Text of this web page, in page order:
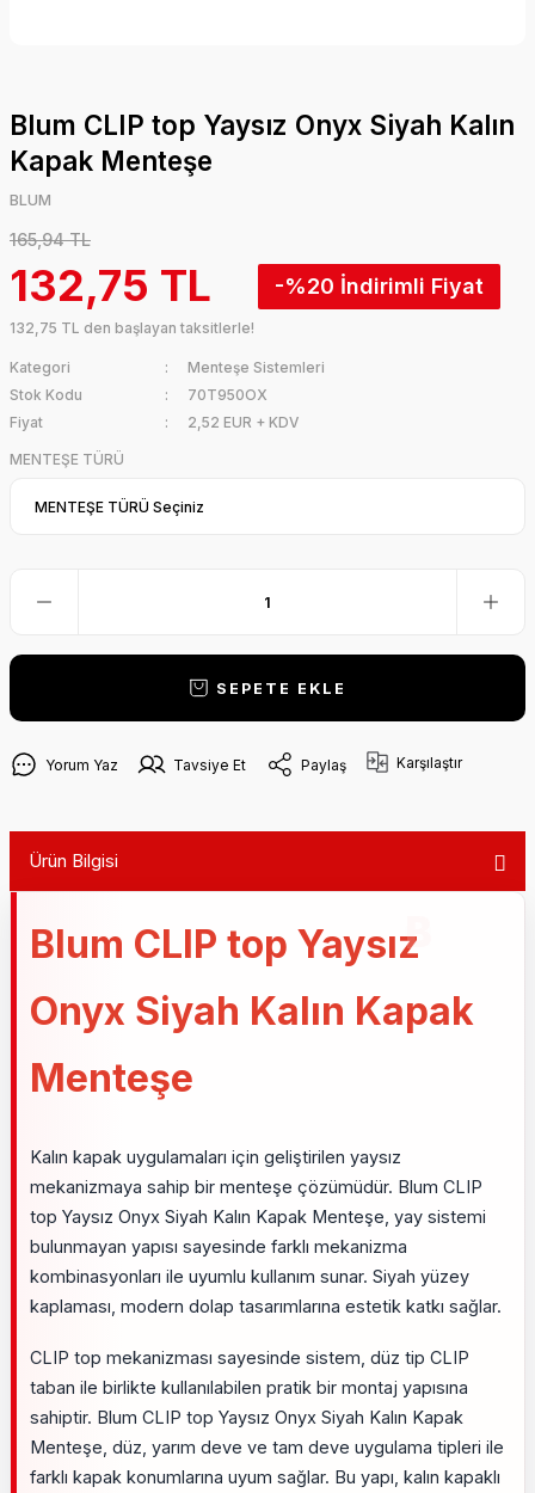
Blum CLIP top Yaysız Onyx Siyah Kalın
Kapak Menteşe
BLUM
165,94 TL
132,75 TL -%20
132,75 TL den başlayan taksitlerle!
Kategori
Menteşe Sistemleri
Stok Kodu
70T950OX
Fiyat
2,52 EUR + KDV
MENTEŞE TÜRÜ
SEPETE EKLE
Yorum Yaz Tavsiye Et Paylaş Karşılaştır
Ürün Bilgisi
Blum CLIP top Yaysız
Onyx Siyah Kalın Kapak
Menteşe
Kalın kapak uygulamaları için geliştirilen yaysız
mekanizmaya sahip bir menteşe çözümüdür. Blum CLIP
top Yaysız Onyx Siyah Kalın Kapak Menteşe, yay sistemi
bulunmayan yapısı sayesinde farklı mekanizma
kombinasyonları ile uyumlu kullanım sunar. Siyah yüzey
kaplaması, modern dolap tasarımlarına estetik katkı sağlar.
CLIP top mekanizması sayesinde sistem, düz tip CLIP
taban ile birlikte kullanılabilen pratik bir montaj yapısına
sahiptir. Blum CLIP top Yaysız Onyx Siyah Kalın Kapak
Menteşe, düz, yarım deve ve tam deve uygulama tipleri ile
farklı kapak konumlarına uyum sağlar. Bu yapı, kalın kapaklı